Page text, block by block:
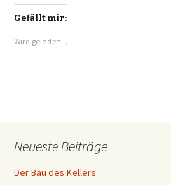
Gefällt mir:
Wird geladen...
Neueste Beiträge
Der Bau des Kellers